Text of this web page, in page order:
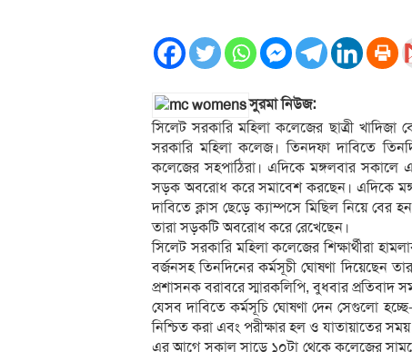
সুরমা নিউজ:
সিলেট সরকারি মহিলা কলেজের ছাত্রী খাদিজা
সরকারি মহিলা কলেজ। তিনদফা দাবিতে
কলেজের সহপাঠিরা। এদিকে মঙ্গলবার সকালে এ
সড়ক অবরোধ করে সমাবেশ করছেন। এদিকে
দাবিতে ক্লাস ছেড়ে ক্যাম্পসে মিছিল নিয়ে বের
তারা সড়কটি অবরোধ করে রেখেছেন।
সিলেট সরকারি মহিলা কলেজের শিক্ষার্থীরা
বর্জনসহ তিনদিনের কর্মসূচী ঘোষণা দিয়েছেন
প্রশাসনক বরাবরে স্মারকলিপি, বুধবার প্রতিবাদ
যেসব দাবিতে কর্মসূচি ঘোষণা দেন সেগুলো হচ্ছে-
নিশ্চিত করা এবং পরীক্ষার হল ও যাতায়াতের সময়
এর আগে সকাল সাড়ে ১০টা থেকে কলেজের